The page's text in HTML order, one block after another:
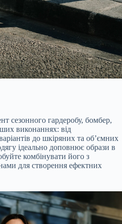
сезонного гардеробу, бомбер,
виконаннях: від
до шкіряних та об’ємних
ідеально доповнює образи в
комбінувати його з
для створення ефектних